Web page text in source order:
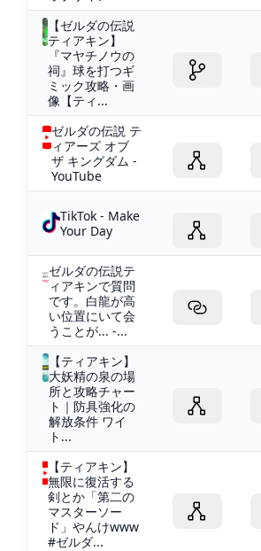
【ゼルダの伝説
ティアキン】
『マヤチノウの
祠』球を打つギ
ミック攻略・画
像【ティ...
ゼルダの伝説 テ
ィアーズ オブ
ザ キングダム -
YouTube
TikTok - Make
Your Day
ゼルダの伝説テ
ィアキンで質問
です。白龍が高
い位置にいて会
うことが... -...
【ティアキン】
大妖精の泉の場
所と攻略チャー
ト｜防具強化の
解放条件 ワイ
ト...
【ティアキン】
無限に復活する
剣とか「第二の
マスターソー
ド」やんけwww
#ゼルダ...